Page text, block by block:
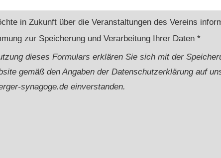
in Zukunft über die Veranstaltungen des Vereins
zur Speicherung und Verarbeitung Ihrer Daten *
dieses Formulars erklären Sie sich mit der
gemäß den Angaben der Datenschutzerklärung auf
synagoge.de einverstanden.